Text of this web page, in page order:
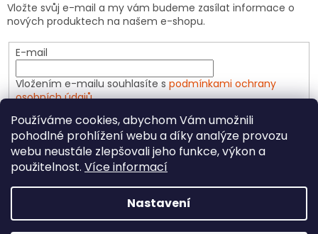
Používáme cookies, abychom Vám umožnili
pohodlné prohlížení webu a díky analýze provozu
webu neustále zlepšovali jeho funkce, výkon a
použitelnost. Více informací
Nastavení
Vložte svůj e-mail a my vám budeme zasílat informace o
nových produktech na našem e-shopu.
E-mail
Vložením e-mailu souhlasíte s podmínkami ochrany
osobních údajů
PŘIHLÁSIT SE